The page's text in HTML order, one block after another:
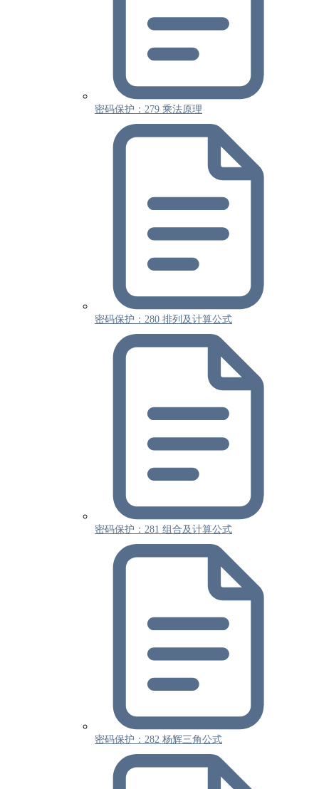
密码保护：279 乘法原理
密码保护：280 排列及计算公式
密码保护：281 组合及计算公式
密码保护：282 杨辉三角公式